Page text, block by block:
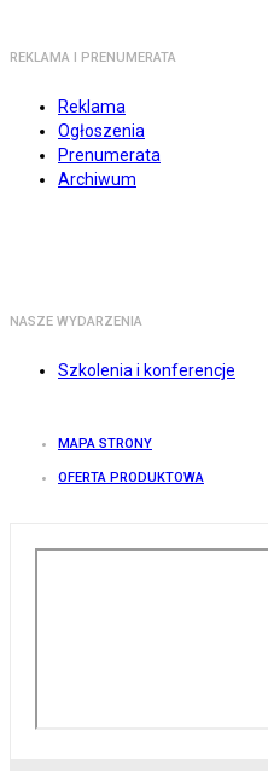
REKLAMA I PRENUMERATA
Reklama
Ogłoszenia
Prenumerata
Archiwum
NASZE WYDARZENIA
Szkolenia i konferencje
MAPA STRONY
OFERTA PRODUKTOWA